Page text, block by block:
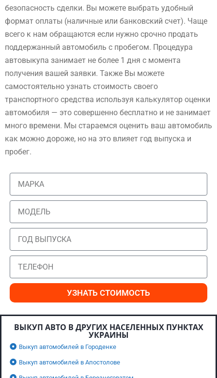
безопасность сделки. Вы можете выбрать удобный
формат оплаты (наличные или банковский счет). Чаще
всего к нам обращаются если нужно срочно продать
поддержанный автомобиль с пробегом. Процедура
автовыкупа занимает не более 1 дня с момента
получения вашей заявки. Также Вы можете
самостоятельно узнать стоимость своего
транспортного средства используя калькулятор оценки
автомобиля — это совершенно бесплатно и не занимает
много времени. Мы стараемся оценить ваш автомобиль
как можно дороже, но на это влияет год выпуска и
пробег.
УЗНАТЬ СТОИМОСТЬ
ВЫКУП АВТО В ДРУГИХ НАСЕЛЕННЫХ ПУНКТАХ
УКРАИНЫ
Выкуп автомобилей в Городенке
Выкуп автомобилей в Апостолове